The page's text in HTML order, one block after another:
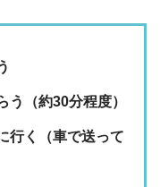
う（約30分程度）
行く（車で送って